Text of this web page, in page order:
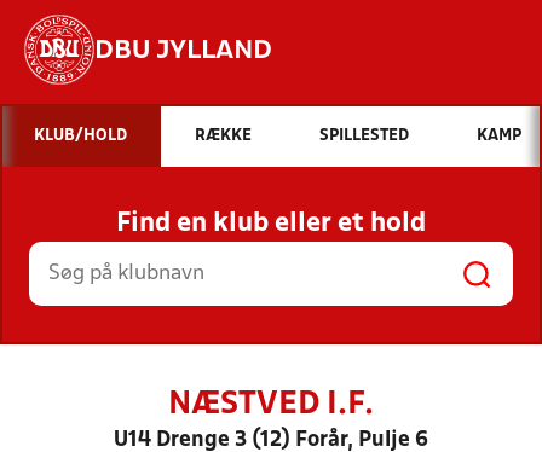
DBU JYLLAND
Hvad vil du søge efter?
INDHOLD OG NYHEDER
STILLINGER, RESULTATER, KLUBBER OG
HOLD
KLUB/HOLD RÆKKE SPILLESTED KAMP
Find en klub eller et hold
NÆSTVED I.F.
U14 Drenge 3 (12) Forår, Pulje 6